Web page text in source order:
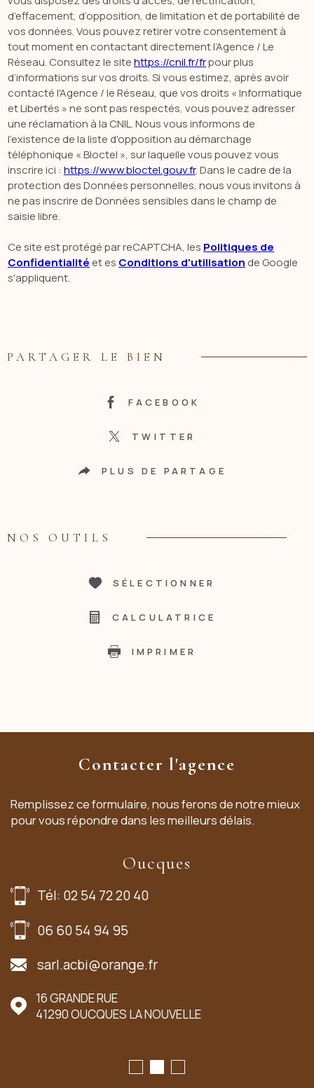
d’effacement, d’opposition, de limitation et de portabilité de
vos données. Vous pouvez retirer votre consentement à
tout moment en contactant directement l’Agence / Le
Réseau. Consultez le sitehttps://cnil.fr/frpour plus
d’informations sur vos droits. Si vous estimez, après avoir
contacté l'Agence / le Réseau, que vos droits « Informatique
et Libertés » ne sont pas respectés, vous pouvez adresser
une réclamation à la CNIL. Nous vous informons de
l’existence de la liste d'opposition au démarchage
téléphonique « Bloctel », sur laquelle vous pouvez vous
inscrire ici : https://www.bloctel.gouv.fr. Dans le cadre de la
protection des Données personnelles, nous vous invitons à
ne pas inscrire de Données sensibles dans le champ de
saisie libre.
Ce site est protégé par reCAPTCHA, les Politiques de
Confidentialité et es Conditions d'utilisation de Google
s'appliquent.
PARTAGER LE BIEN
FACEBOOK
TWITTER
PLUS DE PARTAGE
NOS OUTILS
SÉLECTIONNER
CALCULATRICE
IMPRIMER
Contacter l'agence
Remplissez ce formulaire, nous ferons de notre mieux
pour vous répondre dans les meilleurs délais.
Oucques
Tél: 02 54 72 20 40
06 60 54 94 95
sarl.acbi@orange.fr
16 GRANDE RUE
41290 OUCQUES LA NOUVELLE